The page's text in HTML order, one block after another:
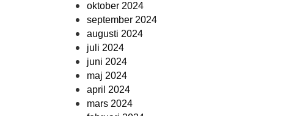
oktober 2024
september 2024
augusti 2024
juli 2024
juni 2024
maj 2024
april 2024
mars 2024